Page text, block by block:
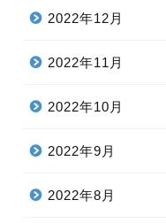
2022年12月
2022年11月
2022年10月
2022年9月
2022年8月